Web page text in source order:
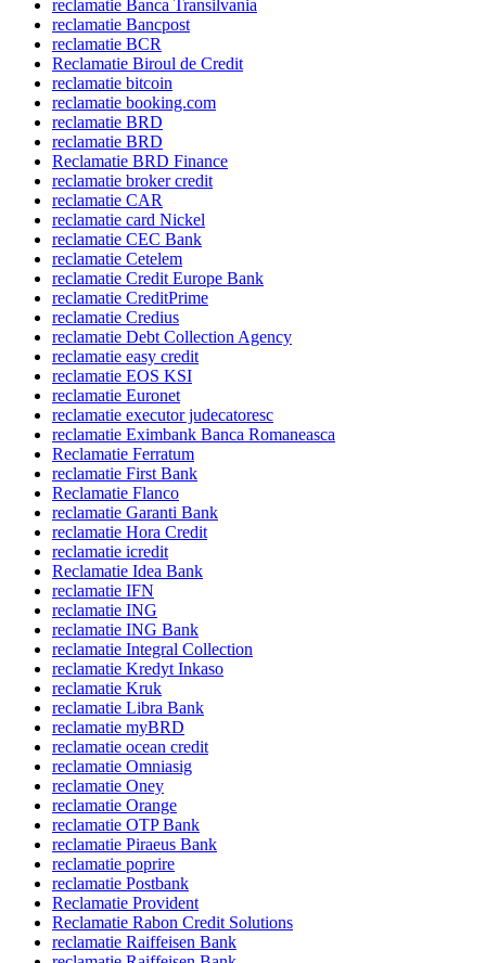
reclamatie Banca Transilvania
reclamatie Bancpost
reclamatie BCR
Reclamatie Biroul de Credit
reclamatie bitcoin
reclamatie booking.com
reclamatie BRD
reclamatie BRD
Reclamatie BRD Finance
reclamatie broker credit
reclamatie CAR
reclamatie card Nickel
reclamatie CEC Bank
reclamatie Cetelem
reclamatie Credit Europe Bank
reclamatie CreditPrime
reclamatie Credius
reclamatie Debt Collection Agency
reclamatie easy credit
reclamatie EOS KSI
reclamatie Euronet
reclamatie executor judecatoresc
reclamatie Eximbank Banca Romaneasca
Reclamatie Ferratum
reclamatie First Bank
Reclamatie Flanco
reclamatie Garanti Bank
reclamatie Hora Credit
reclamatie icredit
Reclamatie Idea Bank
reclamatie IFN
reclamatie ING
reclamatie ING Bank
reclamatie Integral Collection
reclamatie Kredyt Inkaso
reclamatie Kruk
reclamatie Libra Bank
reclamatie myBRD
reclamatie ocean credit
reclamatie Omniasig
reclamatie Oney
reclamatie Orange
reclamatie OTP Bank
reclamatie Piraeus Bank
reclamatie poprire
reclamatie Postbank
Reclamatie Provident
Reclamatie Rabon Credit Solutions
reclamatie Raiffeisen Bank